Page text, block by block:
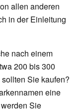
allen anderen
in der Einleitung
nach einem
200 bis 300
Sie kaufen?
eine
Sie